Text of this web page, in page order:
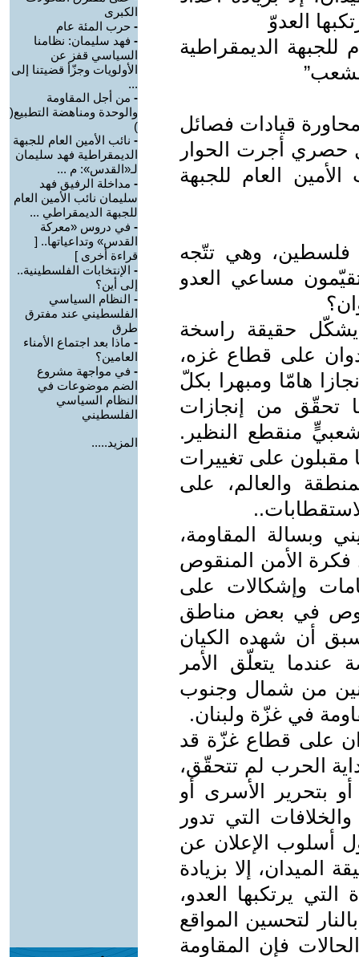
العدوّ
للجبهة الديمقراطية
قيادات فصائل
حصري أجرت الحوار
العام للجبهة
وهي تتّجه
مساعي العدو
حقيقة راسخة
على قطاع غزه،
كان إنجازا هامّا ومبهرا بكلّ
تحقّق من إنجازات
منقطع النظير.
مقبلون على تغييرات
والعالم، على
وبسالة المقاومة،
الأمن المنقوص
وإشكالات على
في بعض مناطق
أن شهده الكيان
يتعلّق الأمر
من شمال وجنوب
في غزّة ولبنان.
على قطاع غزّة قد
الحرب لم تتحقّق،
بتحرير الأسرى أو
التي تدور
أسلوب الإعلان عن
الميدان، إلا بزيادة
يرتكبها العدو،
لتحسين المواقع
فإن المقاومة
الكبرى
- حرب المئة عام
- فهد سليمان: نظامنا
السياسي قفز عن
الأولويات وجزّأ قضيتنا إلى
...
- من أجل المقاومة
والوحدة ومناهضة التطبيع(
)
- نائب الأمين العام للجبهة
الديمقراطية فهد سليمان
لـ«القدس»: م ...
- مداخلة الرفيق فهد
سليمان نائب الأمين العام
للجبهة الديمقراطي ...
- في دروس «معركة
القدس» وتداعياتها.. [
قراءة أخرى ]
- الإنتخابات الفلسطينية..
إلى أين؟
- النظام السياسي
الفلسطيني عند مفترق
طرق
- ماذا بعد اجتماع الأمناء
العامين؟
- في مواجهة مشروع
الضم موضوعات في
النظام السياسي
الفلسطيني
المزيد.....